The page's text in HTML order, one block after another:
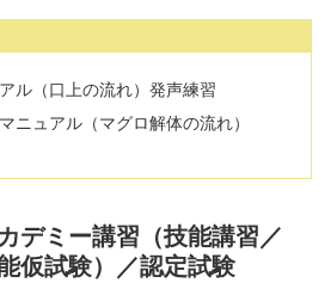
ル（口上の流れ）発声練習
ニュアル（マグロ解体の流れ）
デミー講習（技能講習／
仮試験）／認定試験